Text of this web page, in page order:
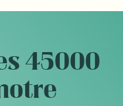
45000